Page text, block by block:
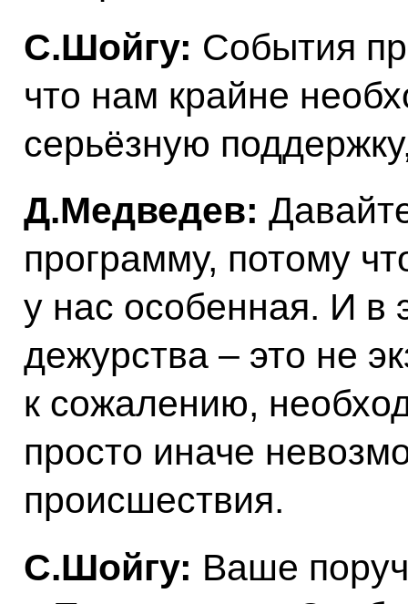
С.Шойгу: События
что нам крайне
серьёзную
Д.Медведев:
программу, потому
у нас особенная. И в
дежурства – это не
к сожалению,
просто иначе
происшествия.
С.Шойгу: Ваше